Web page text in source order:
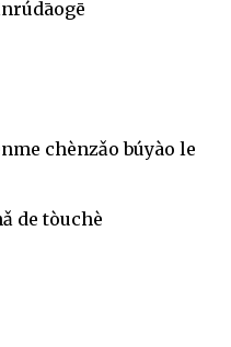
chènzǎo búyào le
de tòuchè